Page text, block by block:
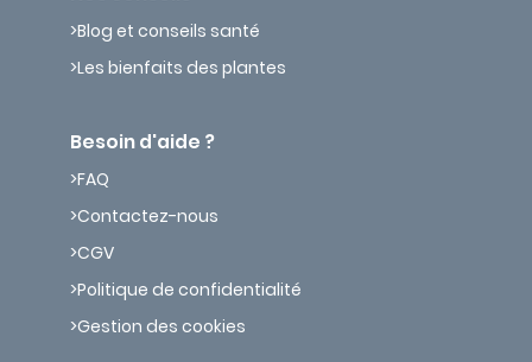
Blog et conseils santé
Les bienfaits des plantes
Besoin d'aide ?
FAQ
Contactez-nous
CGV
Politique de confidentialité
Gestion des cookies